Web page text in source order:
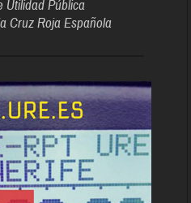
Utilidad Pública
Cruz Roja Española